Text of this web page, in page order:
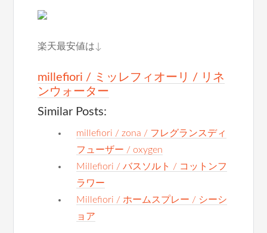
楽天最安値は↓
millefiori / ミッレフィオーリ / リネ
ンウォーター
Similar Posts:
millefiori / zona / フレグランスディ
フューザー / oxygen
Millefiori / バスソルト / コットンフ
ラワー
Millefiori / ホームスプレー / シーシ
ョア